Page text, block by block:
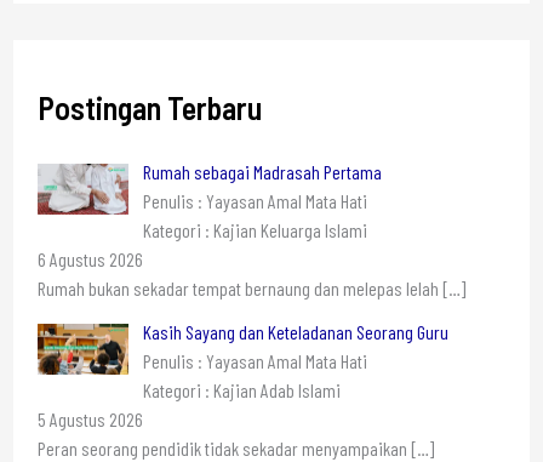
Postingan Terbaru
Rumah sebagai Madrasah Pertama
Penulis : Yayasan Amal Mata Hati
Kategori : Kajian Keluarga Islami
6 Agustus 2026
Rumah bukan sekadar tempat bernaung dan melepas lelah […]
Kasih Sayang dan Keteladanan Seorang Guru
Penulis : Yayasan Amal Mata Hati
Kategori : Kajian Adab Islami
5 Agustus 2026
Peran seorang pendidik tidak sekadar menyampaikan […]